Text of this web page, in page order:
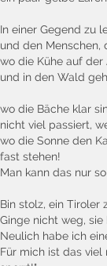
In einer Gegend zu
und den Menschen,
wo die Kühe auf
und in den Wald
wo die Bäche klar
nicht viel passiert,
wo die Sonne den
fast stehen!
Man kann das nur
Bin stolz, ein Tiroler
Ginge nicht weg,
Neulich habe ich
Für mich ist das viel